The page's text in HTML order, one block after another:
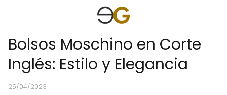
Bolsos Moschino en Corte
Inglés: Estilo y Elegancia
25/04/2023